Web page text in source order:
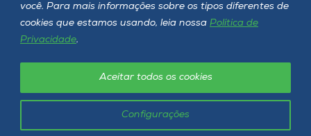
você. Para mais informações sobre os tipos diferentes de
cookies que estamos usando, leia nossa Política de
Privacidade.
Configurações
Aceitar todos os cookies
Unoesc © 2026 - Todos os direitos reservados
Política de privacidade LGPD